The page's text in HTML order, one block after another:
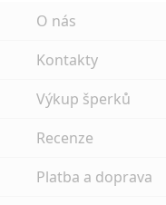
O nás
Kontakty
Výkup šperků
Recenze
Platba a doprava